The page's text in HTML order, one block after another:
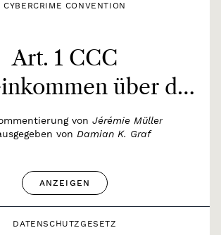
CYBERCRIME CONVENTION
Art. 1 CCC
über die
Convention])
von Jérémie Müller
von Damian K. Graf
ANZEIGEN
DATENSCHUTZGESETZ